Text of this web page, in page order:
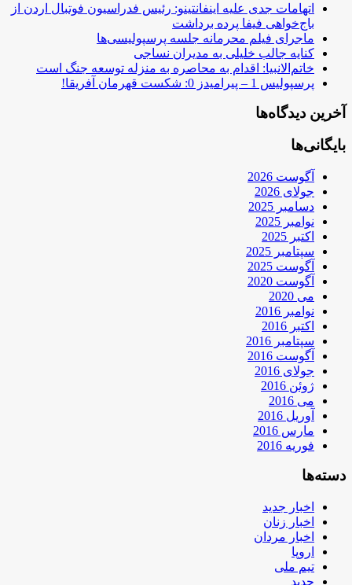
اتهامات جدی علیه اینفانتینو: رئیس فدراسیون فوتبال اردن از
باج‌خواهی فیفا پرده برداشت
ماجرای فیلم محرمانه جلسه پرسپولیسی‌ها
کنایه جالب خلیلی به مدیران نساجی
خاتم‌الانبیا: اقدام به محاصره به منزله توسعه جنگ است
پرسپولیس 1 – پیرامیدز 0: شکست قهرمان آفریقا!
آخرین دیدگاه‌ها
بایگانی‌ها
آگوست 2026
جولای 2026
دسامبر 2025
نوامبر 2025
اکتبر 2025
سپتامبر 2025
آگوست 2025
آگوست 2020
می 2020
نوامبر 2016
اکتبر 2016
سپتامبر 2016
آگوست 2016
جولای 2016
ژوئن 2016
می 2016
آوریل 2016
مارس 2016
فوریه 2016
دسته‌ها
اخبار جدید
اخبار زنان
اخبار مردان
اروپا
تیم ملی
جدید